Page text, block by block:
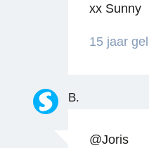
xx Sunny
15 jaar
B.
@Joris